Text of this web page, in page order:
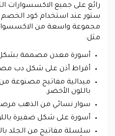
رائع على جميع الاكسسوارات
ستور عند استخدام كود
مجموعة واسعة من
مثل:
أسورة معدن مصممة بشكل
أقراط أذن على شكل دب
ميدالية مفاتيح مصنوعة
باللون الأخضر.
سوار نسائي من الذهب
أسورة على شكل ضفيرة
سلسلة مفاتيح من الجلد